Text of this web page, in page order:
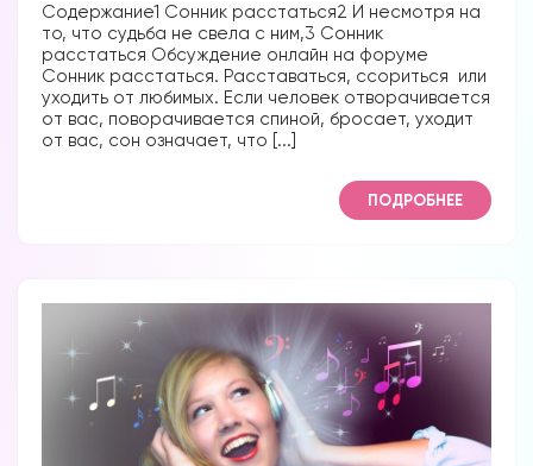
Содержание1 Сонник расстаться2 И несмотря на
то, что судьба не свела с ним,3 Сонник
расстаться Обсуждение онлайн на форуме
Сонник расстаться. Расставаться, ссориться или
уходить от любимых. Если человек отворачивается
от вас, поворачивается спиной, бросает, уходит
от вас, сон означает, что [...]
ПОДРОБНЕЕ